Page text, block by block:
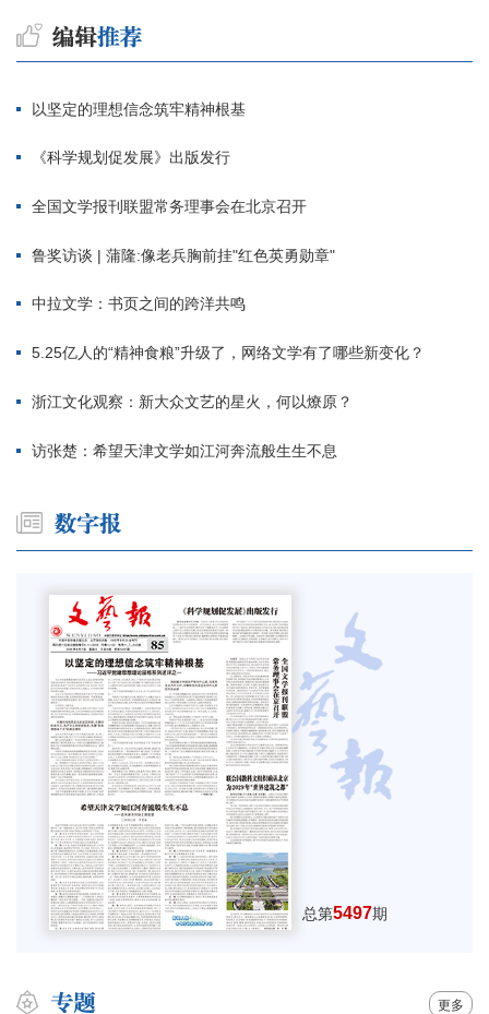
以坚定的理想信念筑牢精神根基
《科学规划促发展》出版发行
全国文学报刊联盟常务理事会在北京召开
鲁奖访谈 | 蒲隆:像老兵胸前挂"红色英勇勋章"
中拉文学：书页之间的跨洋共鸣
5.25亿人的“精神食粮”升级了，网络文学有了哪些新变化？
浙江文化观察：新大众文艺的星火，何以燎原？
访张楚：希望天津文学如江河奔流般生生不息
总第5497期
更多